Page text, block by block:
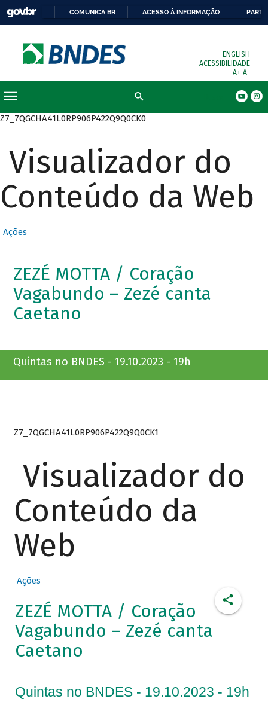
COMUNICA BR ACESSO À INFORMAÇÃO
ENGLISH
ACESSIBILIDADE
A+ A-
Z7_7QGCHA41L0RP906P422Q9Q0CK0
Visualizador do
Conteúdo da Web
Ações
ZEZÉ MOTTA / Coração
Vagabundo – Zezé canta
Caetano
Quintas no BNDES - 19.10.2023 - 19h
Z7_7QGCHA41L0RP906P422Q9Q0CK1
Visualizador do
Conteúdo da
Web
Ações
ZEZÉ MOTTA / Coração
Vagabundo – Zezé canta
Caetano
Quintas no BNDES - 19.10.2023 - 19h